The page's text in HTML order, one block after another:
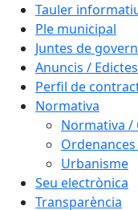
Tauler
Ple municipal
Juntes de govern
Anuncis / Edictes
Perfil de
Normativa
Normativa /
Ordenances
Urbanisme
Seu electrònica
Transparència